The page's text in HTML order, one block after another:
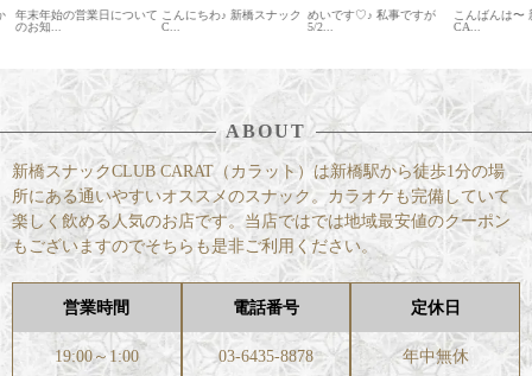
ついて こんにちわ♪ 新橋スナック
C...
めいです♡♪ 私事ですが
こんばんは〜 新橋スナックこんば
ABOUT
新橋スナックCLUB CARAT（カラット）は新橋駅から徒歩1分の場
所にある通いやすいオススメのスナック。カラオケも完備していて
楽しく飲める人気のお店です。当店ではでは地域最安値のクーポン
もございますのでそちらも是非ご利用ください。
営業時間
19:00～1:00
電話番号
03-6435-8878
定休日
年中無休